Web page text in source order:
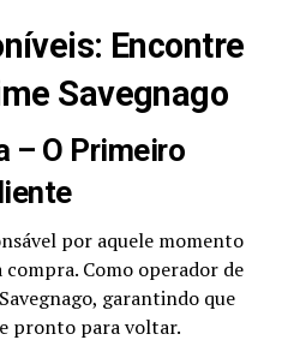
Encontre
Savegnago
– O Primeiro
por aquele momento
Como operador de
garantindo que
pronto para voltar.